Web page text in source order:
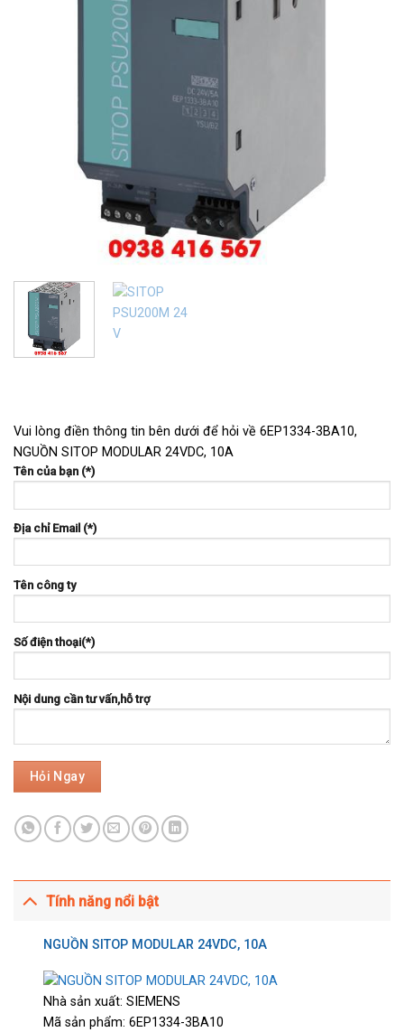
Vui lòng điền thông tin bên dưới để hỏi về 6EP1334-3BA10,
NGUỒN SITOP MODULAR 24VDC, 10A
Tên của bạn (*)
Địa chỉ Email (*)
Tên công ty
Số điện thoại(*)
Nội dung cần tư vấn,hỗ trợ
Tính năng nổi bật
NGUỒN SITOP MODULAR 24VDC, 10A
Nhà sản xuất: SIEMENS
Mã sản phẩm: 6EP1334-3BA10